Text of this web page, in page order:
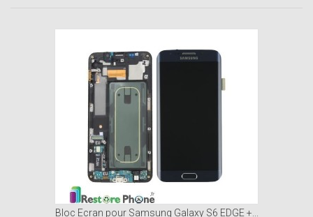
Bloc Ecran pour Samsung Galaxy S6 EDGE +...